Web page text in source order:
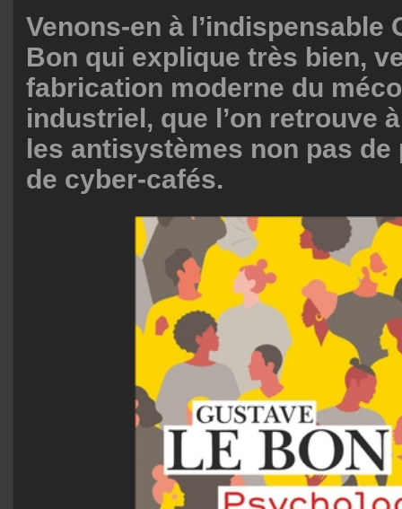
Venons-en à l’indispensable
Bon qui explique très bien,
fabrication moderne du
industriel, que l’on retrouve
les antisystèmes non pas
de cyber-cafés.